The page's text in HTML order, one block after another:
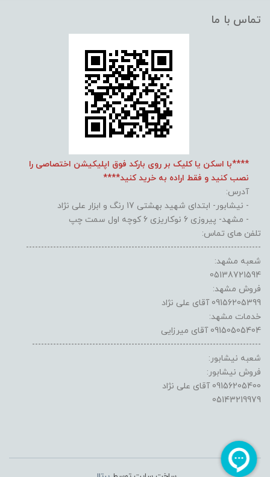
تماس با ما
****با اسکن یا کلیک بر روی بارکد فوق اپلیکیشن اختصاصی را
نصب کنید و فقط اراده به خرید کنید****
آدرس:
- نیشابور- ابتدای شهید بهشتی 17 رنگ و ابزار علی نژاد
- مشهد- پیروزی 6 نوکاریزی 6 کوچه اول سمت چپ
تلفن های تماس:
------------------------------------------------------------------------------
شعبه مشهد:
05138721594
فروش مشهد:
09156205399 آقای علی نژاد
خدمات مشهد:
09150505404 آقای میرزایی
----------------------------------------------------------------------------
شعبه نیشابور:
فروش نیشابور:
09156205400 آقای علی نژاد
05143219979